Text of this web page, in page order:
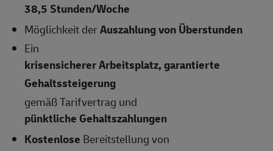
38,5 Stunden/Woche
Möglichkeit derAuszahlung von Überstunden
Ein
krisensicherer Arbeitsplatz, garantierte
Gehaltssteigerung
gemäß Tarifvertrag und
pünktliche Gehaltszahlungen
Kostenlose Bereitstellung von